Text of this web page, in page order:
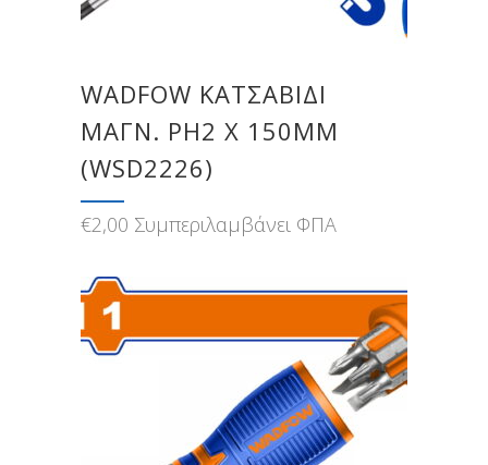
WADFOW ΚΑΤΣΑΒΙΔΙ
ΜΑΓΝ. PH2 X 150MM
(WSD2226)
€2,00 Συμπεριλαμβάνει ΦΠΑ